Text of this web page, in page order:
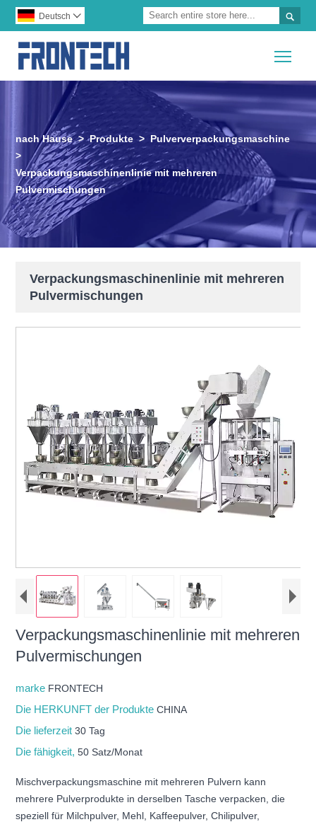

Deutsch 
nach Hause > Produkte > Pulververpackungsmaschine
>
Verpackungsmaschinenlinie mit mehreren
Pulvermischungen
Verpackungsmaschinenlinie mit mehreren
Pulvermischungen
Verpackungsmaschinenlinie mit mehreren
Pulvermischungen
marke FRONTECH
Die HERKUNFT der ProdukteCHINA
Die lieferzeit30 Tag
Die fähigkeit,50 Satz/Monat
Mischverpackungsmaschine mit mehreren Pulvern kann
mehrere Pulverprodukte in derselben Tasche verpacken, die
speziell für Milchpulver, Mehl, Kaffeepulver, Chilipulver,